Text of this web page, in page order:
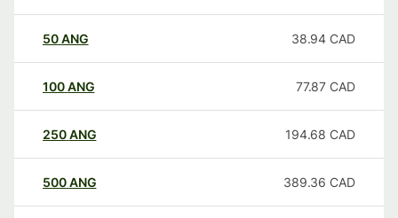
50ANG 38.94 CAD
100ANG 77.87 CAD
250ANG 194.68 CAD
500ANG 389.36 CAD